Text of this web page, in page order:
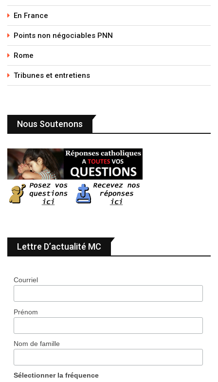
En France
Points non négociables PNN
Rome
Tribunes et entretiens
Nous Soutenons
Lettre D’actualité MC
Courriel
Prénom
Nom de famille
Sélectionner la fréquence